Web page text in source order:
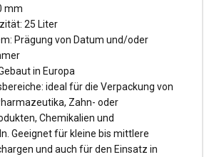
mm
25 Liter
Prägung von Datum und/oder
in Europa
ideal für die Verpackung von
Zahn- oder
Chemikalien und
Geeignet für kleine bis mittlere
und auch für den Einsatz in